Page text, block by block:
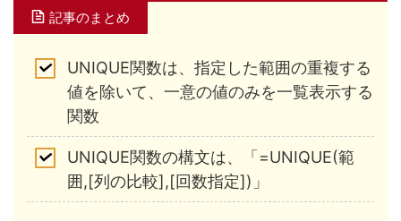
記事のまとめ
UNIQUE関数は、指定した範囲の重複する
値を除いて、一意の値のみを一覧表示する
関数
UNIQUE関数の構文は、「=UNIQUE(範
囲,[列の比較],[回数指定])」